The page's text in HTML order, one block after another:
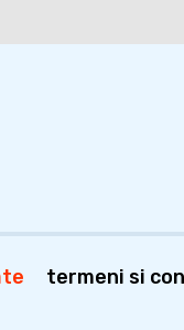
termeni si